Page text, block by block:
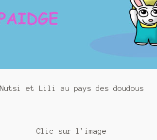
Nutsi et Lili au pays des doudous
Clic sur l’image